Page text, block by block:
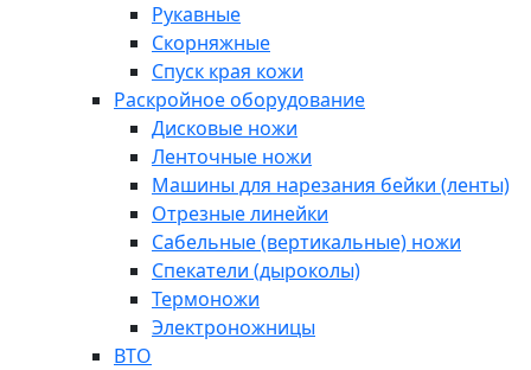
Рукавные
Скорняжные
Спуск края кожи
Раскройное оборудование
Дисковые ножи
Ленточные ножи
Машины для нарезания бейки (ленты)
Отрезные линейки
Сабельные (вертикальные) ножи
Спекатели (дыроколы)
Термоножи
Электроножницы
ВТО